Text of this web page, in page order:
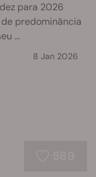
para 2026
predominância
...
8 Jan 2026